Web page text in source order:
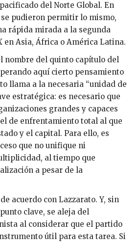
del Norte Global. En
pudieron permitir lo mismo,
rápida mirada a la segunda
en Asia, África o América Latina.
nombre del quinto capítulo del
aquí cierto pensamiento
llama a la necesaria “unidad de
estratégica: es necesario que
grandes y capaces
de enfrentamiento total al que
y el capital. Para ello, es
que no unifique ni
al tiempo que
a pesar de la
acuerdo con Lazzarato. Y, sin
clave, se aleja del
al considerar que el partido
útil para esta tarea. Si